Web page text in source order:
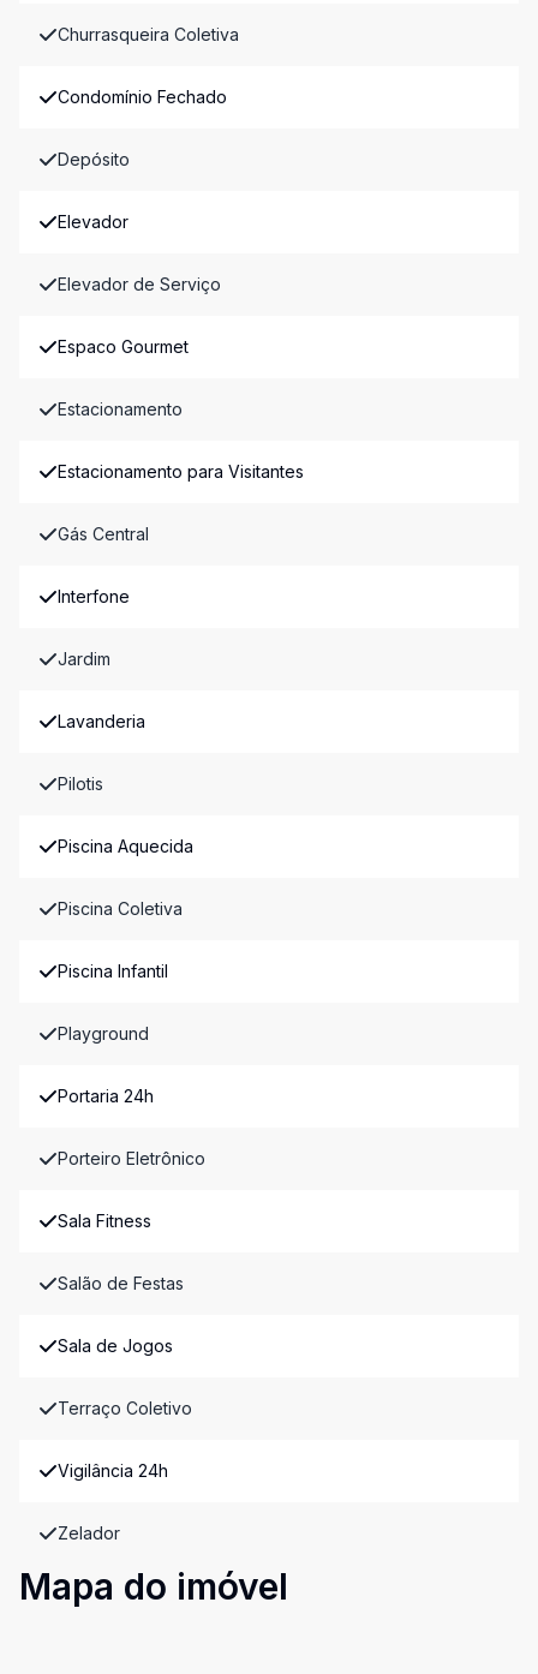
Churrasqueira Coletiva
Condomínio Fechado
Depósito
Elevador
Elevador de Serviço
Espaco Gourmet
Estacionamento
Estacionamento para Visitantes
Gás Central
Interfone
Jardim
Lavanderia
Pilotis
Piscina Aquecida
Piscina Coletiva
Piscina Infantil
Playground
Portaria 24h
Porteiro Eletrônico
Sala Fitness
Salão de Festas
Sala de Jogos
Terraço Coletivo
Vigilância 24h
Zelador
Mapa do imóvel